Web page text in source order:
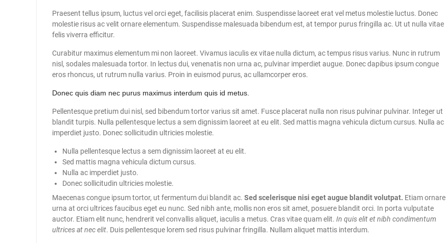
Praesent tellus ipsum, luctus vel orci eget, facilisis placerat enim. Suspendisse laoreet erat vel metus molestie luctus. Donec
molestie risus ac velit ornare elementum. Suspendisse malesuada bibendum est, at tempor purus fringilla ac. Ut ut nulla vitae
felis viverra efficitur.
Curabitur maximus elementum mi non laoreet. Vivamus iaculis ex vitae nulla dictum, ac tempus risus varius. Nunc in rutrum
nisl, sodales malesuada tortor. In lectus dui, venenatis non urna ac, pulvinar imperdiet augue. Donec dapibus ipsum congue
eros rhoncus, ut rutrum nulla varius. Proin in euismod purus, ac ullamcorper eros.
Donec quis diam nec purus maximus interdum quis id metus.
Pellentesque pretium dui nisl, sed bibendum tortor varius sit amet. Fusce placerat nulla non risus pulvinar pulvinar. Integer ut
blandit turpis. Nulla pellentesque lectus a sem dignissim laoreet at eu elit. Sed mattis magna vehicula dictum cursus. Nulla ac
imperdiet justo. Donec sollicitudin ultricies molestie.
Nulla pellentesque lectus a sem dignissim laoreet at eu elit.
Sed mattis magna vehicula dictum cursus.
Nulla ac imperdiet justo.
Donec sollicitudin ultricies molestie.
Maecenas congue ipsum tortor, ut fermentum dui blandit ac. Sed scelerisque nisi eget augue blandit volutpat. Etiam ornare
urna at orci ultrices faucibus eget eu nunc. Sed nibh ante, mollis non eros sit amet, posuere blandit orci. In porta vulputate
auctor. Etiam elit nunc, hendrerit vel convallis aliquet, iaculis a metus. Cras vitae quam elit. In quis elit et nibh condimentum
ultrices at nec elit. Duis pellentesque lorem sed risus pulvinar fringilla. Nullam aliquet mattis interdum.